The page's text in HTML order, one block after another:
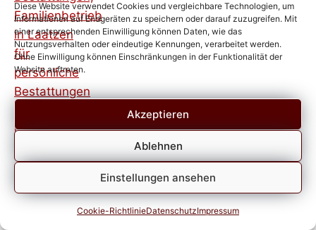
Diese Website verwendet Cookies und vergleichbare Technologien, um
Informationen auf Endgeräten zu speichern oder darauf zuzugreifen. Mit
einer entsprechenden Einwilligung können Daten, wie das
Nutzungsverhalten oder eindeutige Kennungen, verarbeitet werden.
Ohne Einwilligung können Einschränkungen in der Funktionalität der
Website auftreten.
Akzeptieren
Ablehnen
Einstellungen ansehen
Cookie-RichtlinieDatenschutzImpressum